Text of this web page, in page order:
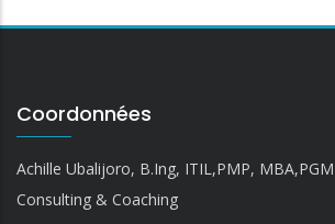
Coordonnées
Achille Ubalijoro, B.Ing, ITIL,PMP,
Consulting & Coaching